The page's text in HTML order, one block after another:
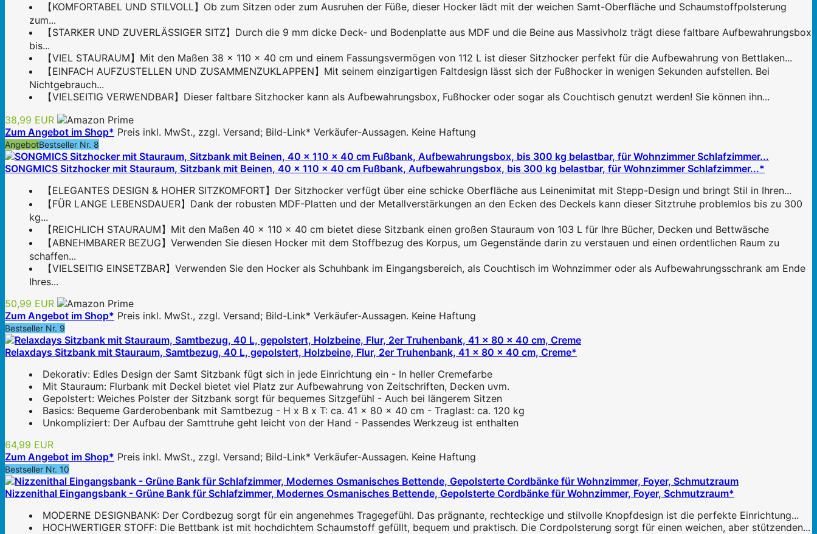
【KOMFORTABEL UND STILVOLL】Ob zum Sitzen oder zum Ausruhen der Füße, dieser Hocker lädt mit der weichen Samt-Oberfläche und Schaumstoffpolsterung
zum...
【STARKER UND ZUVERLÄSSIGER SITZ】Durch die 9 mm dicke Deck- und Bodenplatte aus MDF und die Beine aus Massivholz trägt diese faltbare Aufbewahrungsbox
bis...
【VIEL STAURAUM】Mit den Maßen 38 x 110 x 40 cm und einem Fassungsvermögen von 112 L ist dieser Sitzhocker perfekt für die Aufbewahrung von Bettlaken...
【EINFACH AUFZUSTELLEN UND ZUSAMMENZUKLAPPEN】Mit seinem einzigartigen Faltdesign lässt sich der Fußhocker in wenigen Sekunden aufstellen. Bei
Nichtgebrauch...
【VIELSEITIG VERWENDBAR】Dieser faltbare Sitzhocker kann als Aufbewahrungsbox, Fußhocker oder sogar als Couchtisch genutzt werden! Sie können ihn...
38,99 EUR
Zum Angebot im Shop* Preis inkl. MwSt., zzgl. Versand; Bild-Link* Verkäufer-Aussagen. Keine Haftung
AngebotBestseller Nr. 8
SONGMICS Sitzhocker mit Stauraum, Sitzbank mit Beinen, 40 x 110 x 40 cm Fußbank, Aufbewahrungsbox, bis 300 kg belastbar, für Wohnzimmer Schlafzimmer...*
【ELEGANTES DESIGN & HOHER SITZKOMFORT】Der Sitzhocker verfügt über eine schicke Oberfläche aus Leinenimitat mit Stepp-Design und bringt Stil in Ihren...
【FÜR LANGE LEBENSDAUER】Dank der robusten MDF-Platten und der Metallverstärkungen an den Ecken des Deckels kann dieser Sitztruhe problemlos bis zu 300
kg...
【REICHLICH STAURAUM】Mit den Maßen 40 x 110 x 40 cm bietet diese Sitzbank einen großen Stauraum von 103 L für Ihre Bücher, Decken und Bettwäsche
【ABNEHMBARER BEZUG】Verwenden Sie diesen Hocker mit dem Stoffbezug des Korpus, um Gegenstände darin zu verstauen und einen ordentlichen Raum zu
schaffen...
【VIELSEITIG EINSETZBAR】Verwenden Sie den Hocker als Schuhbank im Eingangsbereich, als Couchtisch im Wohnzimmer oder als Aufbewahrungsschrank am Ende
Ihres...
50,99 EUR
Zum Angebot im Shop* Preis inkl. MwSt., zzgl. Versand; Bild-Link* Verkäufer-Aussagen. Keine Haftung
Bestseller Nr. 9
Relaxdays Sitzbank mit Stauraum, Samtbezug, 40 L, gepolstert, Holzbeine, Flur, 2er Truhenbank, 41 x 80 x 40 cm, Creme*
Dekorativ: Edles Design der Samt Sitzbank fügt sich in jede Einrichtung ein - In heller Cremefarbe
Mit Stauraum: Flurbank mit Deckel bietet viel Platz zur Aufbewahrung von Zeitschriften, Decken uvm.
Gepolstert: Weiches Polster der Sitzbank sorgt für bequemes Sitzgefühl - Auch bei längerem Sitzen
Basics: Bequeme Garderobenbank mit Samtbezug - H x B x T: ca. 41 x 80 x 40 cm - Traglast: ca. 120 kg
Unkompliziert: Der Aufbau der Samttruhe geht leicht von der Hand - Passendes Werkzeug ist enthalten
64,99 EUR
Zum Angebot im Shop* Preis inkl. MwSt., zzgl. Versand; Bild-Link* Verkäufer-Aussagen. Keine Haftung
Bestseller Nr. 10
Nizzenithal Eingangsbank - Grüne Bank für Schlafzimmer, Modernes Osmanisches Bettende, Gepolsterte Cordbänke für Wohnzimmer, Foyer, Schmutzraum*
MODERNE DESIGNBANK: Der Cordbezug sorgt für ein angenehmes Tragegefühl. Das prägnante, rechteckige und stilvolle Knopfdesign ist die perfekte Einrichtung...
HOCHWERTIGER STOFF: Die Bettbank ist mit hochdichtem Schaumstoff gefüllt, bequem und praktisch. Die Cordpolsterung sorgt für einen weichen, aber stützenden...